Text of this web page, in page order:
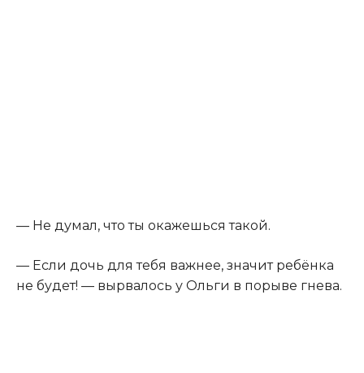
— Не думал, что ты окажешься такой.
— Если дочь для тебя важнее, значит ребёнка
не будет! — вырвалось у Ольги в порыве гнева.